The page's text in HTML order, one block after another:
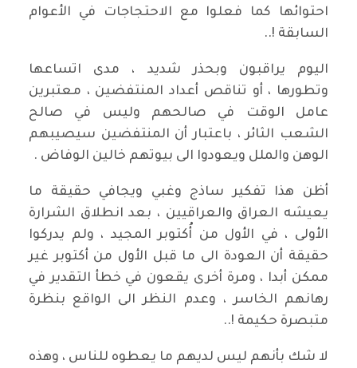
احتوائها كما فعلوا مع الاحتجاجات في الأعوام
السابقة !..
اليوم يراقبون وبحذر شديد ، مدى اتساعها
وتطورها ، أو تناقص أعداد المنتفضين ، معتبرين
عامل الوقت في صالحهم وليس في صالح
الشعب الثائر ، باعتبار أن المنتفضين سيصيبهم
الوهن والملل ويعودوا الى بيوتهم خالين الوفاض .
أظن هذا تفكير ساذج وغبي ويجافي حقيقة ما
يعيشه العراق والعراقيين ، بعد انطلاق الشرارة
الأولى ، في الأول من أُكتوبر المجيد ، ولم يدركوا
حقيقة أن العودة الى ما قبل الأول من أكتوبر غير
ممكن أبدا ، ومرة أخرى يقعون في خطأ التقدير في
رهانهم الخاسر ، وعدم النظر الى الواقع بنظرة
متبصرة حكيمة !..
لا شك بأنهم ليس لديهم ما يعطوه للناس ، وهذه